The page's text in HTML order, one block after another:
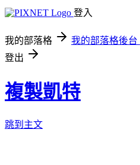
登入
我的部落格 我的部落格後台
登出
複製凱特
跳到主文